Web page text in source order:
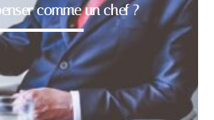
comme un chef ?